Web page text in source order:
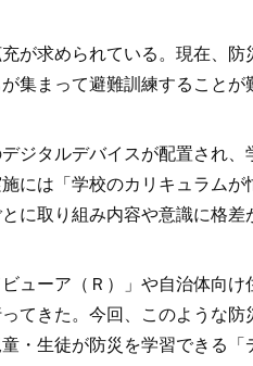
が求められている。現在、防
集まって避難訓練することが
ジタルデバイスが配置され、
には「学校のカリキュラムが
に取り組み内容や意識に格差
ューア（Ｒ）」や自治体向け
てきた。今回、このような防
・生徒が防災を学習できる「